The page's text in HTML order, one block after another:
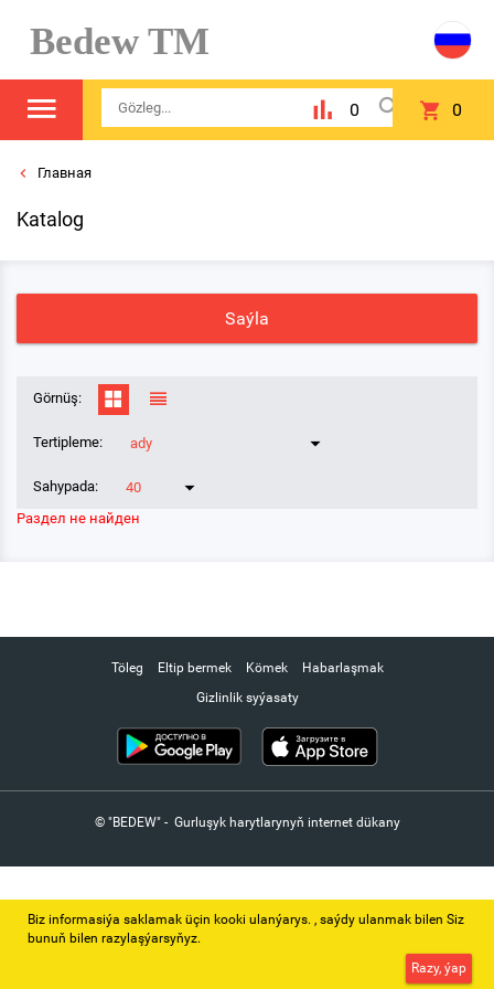
Bedew TM
0 0
Главная
Katalog
Saýla
Görnüş:
Tertipleme: ady
Sahypada:
40
Раздел не найден
Töleg Eltip bermek Kömek
Habarlaşmak
Gizlinlik syýasaty
© "BEDEW" - Gurluşyk harytlarynyň internet dükany
Biz informasiýa saklamak üçin kooki ulanýarys. ‚ saýdy ulanmak bilen Siz
bunuň bilen razylaşýarsyňyz.
Razy, ýap